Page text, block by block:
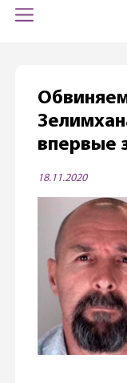
впервые
18.11.2020